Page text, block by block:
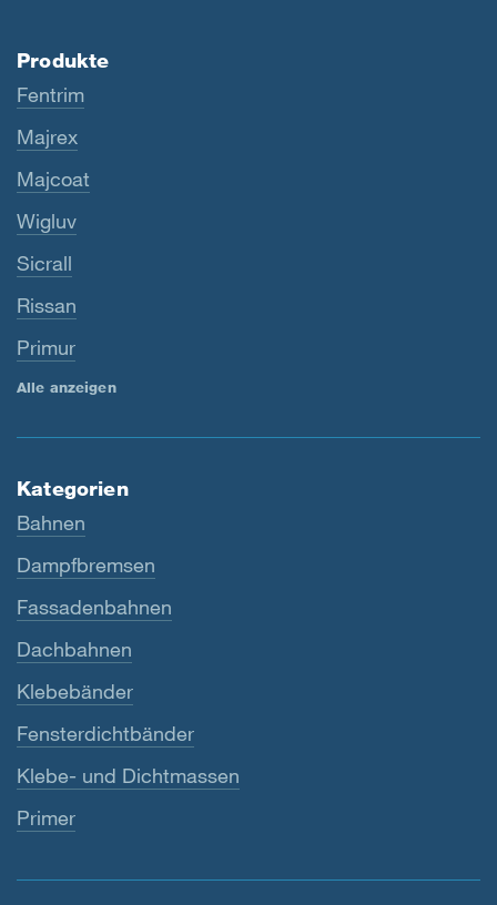
Produkte
Fentrim
Majrex
Majcoat
Wigluv
Sicrall
Rissan
Primur
Alle anzeigen
Kategorien
Bahnen
Dampfbremsen
Fassadenbahnen
Dachbahnen
Klebebänder
Fensterdichtbänder
Klebe- und Dichtmassen
Primer